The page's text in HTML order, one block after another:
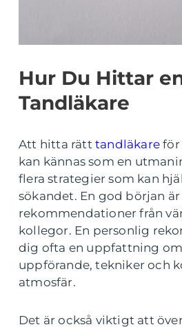
Hur Du Hittar
Tandläkare
Att hitta rätt tandläkare för
kan kännas som en
flera strategier som kan
sökandet. En god början
rekommendationer från
kollegor. En personlig
dig ofta en uppfattning
uppförande, tekniker och
atmosfär.
Det är också viktigt att